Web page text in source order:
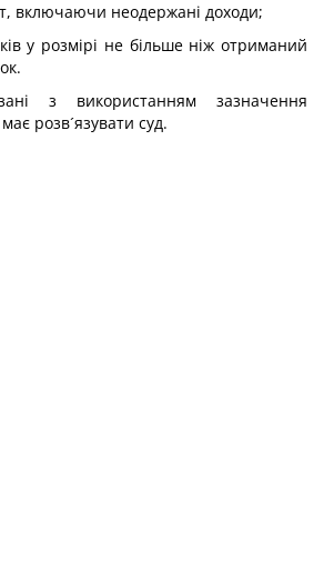
включаючи неодержані доходи;
у розмірі не більше ніж отриманий
з використанням зазначення
розв´язувати суд.